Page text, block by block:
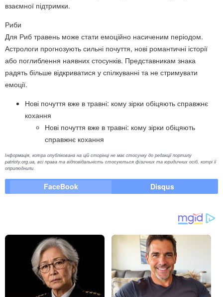
взаємної підтримки.
Риби
Для Риб травень може стати емоційно насиченим періодом.
Астрологи прогнозують сильні почуття, нові романтичні історії
або поглиблення наявних стосунків. Представникам знака
радять більше відкриватися у спілкуванні та не стримувати
емоції.
Нові почуття вже в травні: кому зірки обіцяють справжнє
кохання
Нові почуття вже в травні: кому зірки обіцяють
справжнє кохання
Інформація, котра опублікована на цій сторінці не має стосунку до редакції порталу
patrioty.org.ua, всі права та відповідальність стосуються фізичних та юридичних осіб, котрі її
оприлюднили.
FaceBook Disqus